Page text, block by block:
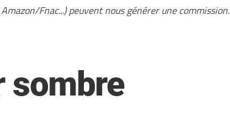
Fnac...) peuvent nous générer une commission.
sombre